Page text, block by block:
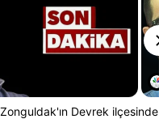
Devrek ilçesinde